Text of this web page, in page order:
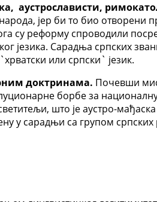
аустрослависти,
јер би то био
су реформу спроводили
језика. Сарадња српских
или српски` језик.
доктринама. Почевши
борбе за
што је аустро-
у сарадњи са групом